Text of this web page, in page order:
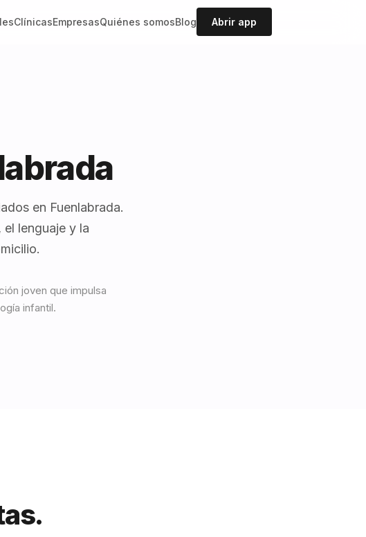
ClínicasEmpresasQuiénes somosBlog Abrir app
en Fuenlabrada.
lenguaje y la
joven que impulsa
infantil.